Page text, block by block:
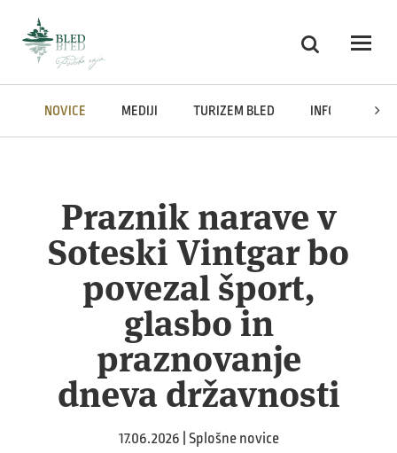
Iskanje
Odpri
NOVICE MEDIJI TURIZEM BLED INFORMACIJE
Praznik narave v
Soteski Vintgar bo
povezal šport,
glasbo in
praznovanje
dneva državnosti
17.06.2026 | Splošne novice